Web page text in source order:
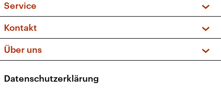
Musikliste
Kakadu – Das Kinderprogramm
Frequenzen (UKW + DAB+)
Service
FAQ
Apps
Newsletter
Kontakt
Social Media
Über uns
Presse
Datenschutzerklärung